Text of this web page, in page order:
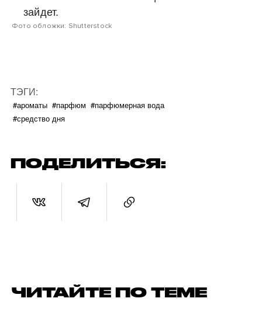
зайдет.
Фото обложки: Shutterstock
ТЭГИ:
#ароматы #парфюм #парфюмерная вода
#средство дня
ПОДЕЛИТЬСЯ:
ЧИТАЙТЕ ПО ТЕМЕ